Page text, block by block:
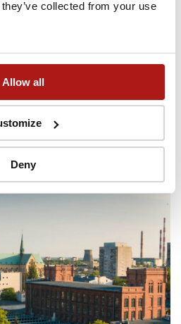
collected from your use
Allow all
Deny
Studenckie życie